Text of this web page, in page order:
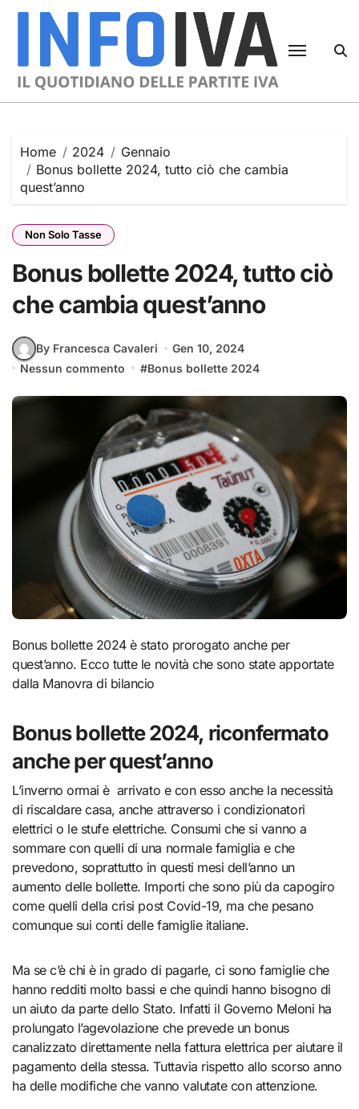
Skip
Home 2024
Gennaio
Bonus bollette 2024, tutto ciò che cambia
quest’anno
Non Solo Tasse
Bonus bollette 2024, tutto ciò
che cambia quest’anno
By Francesca Cavaleri
Gen 10, 2024
Nessun commento
#Bonus bollette 2024
Bonus bollette 2024 è stato prorogato anche per
quest’anno. Ecco tutte le novità che sono state apportate
dalla Manovra di bilancio
Bonus bollette 2024, riconfermato
anche per quest’anno
L’inverno ormai è arrivato e con esso anche la necessità
di riscaldare casa, anche attraverso i condizionatori
elettrici o le stufe elettriche. Consumi che si vanno a
sommare con quelli di una normale famiglia e che
prevedono, soprattutto in questi mesi dell’anno un
aumento delle bollette. Importi che sono più da capogiro
come quelli della crisi post Covid-19, ma che pesano
comunque sui conti delle famiglie italiane.
Ma se c’è chi è in grado di pagarle, ci sono famiglie che
hanno redditi molto bassi e che quindi hanno bisogno di
un aiuto da parte dello Stato. Infatti il Governo Meloni ha
prolungato l’agevolazione che prevede un bonus
canalizzato direttamente nella fattura elettrica per aiutare il
pagamento della stessa. Tuttavia rispetto allo scorso anno
ha delle modifiche che vanno valutate con attenzione.